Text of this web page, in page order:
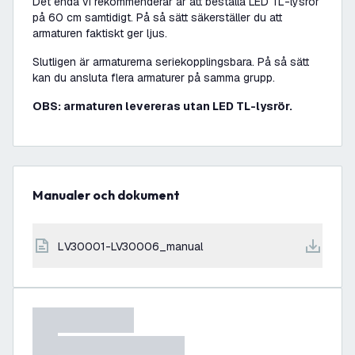
på 60 cm samtidigt. På så sätt säkerställer du att
armaturen faktiskt ger ljus.
Slutligen är armaturerna seriekopplingsbara. På så sätt
kan du ansluta flera armaturer på samma grupp.
OBS: armaturen levereras utan LED TL-lysrör.
Manualer och dokument
LV30001-LV30006_manual